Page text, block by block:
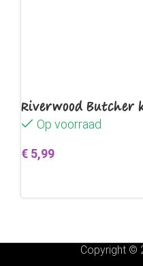
Riverwood Butcher
Op voorraad
€ 5,99
Copyright ©